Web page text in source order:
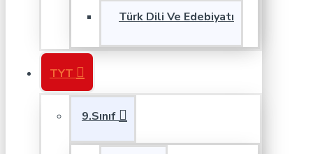
Türk Dili Ve Edebiyatı
TYT
9.Sınıf